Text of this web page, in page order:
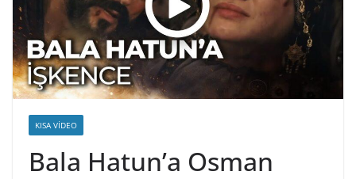
KISA VIDEO
Bala Hatun’a Osman